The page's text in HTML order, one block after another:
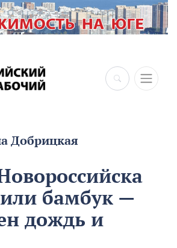
×
Добрицкая
бамбук —
дождь и